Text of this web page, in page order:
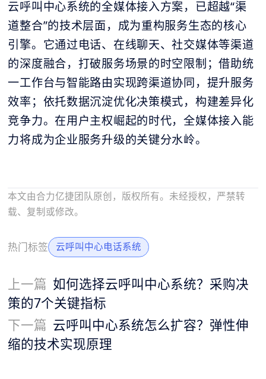
云呼叫中心系统的全媒体接入方案，已超越“渠
道整合”的技术层面，成为重构服务生态的核心
引擎。它通过电话、在线聊天、社交媒体等渠道
的深度融合，打破服务场景的时空限制；借助统
一工作台与智能路由实现跨渠道协同，提升服务
效率；依托数据沉淀优化决策模式，构建差异化
竞争力。在用户主权崛起的时代，全媒体接入能
力将成为企业服务升级的关键分水岭。
本文由合力亿捷团队原创，版权所有。未经授权，严禁转
载、复制或修改。
热门标签 云呼叫中心电话系统
上一篇 如何选择云呼叫中心系统？采购决
策的7个关键指标
下一篇 云呼叫中心系统怎么扩容？弹性伸
缩的技术实现原理